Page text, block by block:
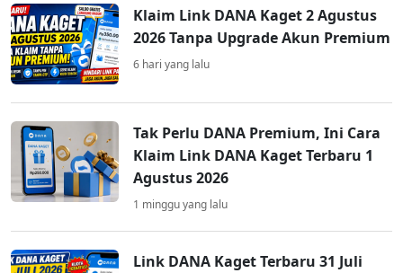
Klaim Link DANA Kaget 2 Agustus
2026 Tanpa Upgrade Akun Premium
6 hari yang lalu
Tak Perlu DANA Premium, Ini Cara
Klaim Link DANA Kaget Terbaru 1
Agustus 2026
1 minggu yang lalu
Link DANA Kaget Terbaru 31 Juli